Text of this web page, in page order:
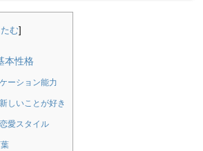
む
本性格
ーション能力
しいことが好き
愛スタイル